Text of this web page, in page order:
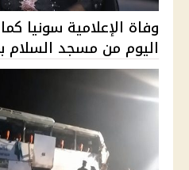
وفاة الإعلامية سونيا
اليوم من مسجد السلام